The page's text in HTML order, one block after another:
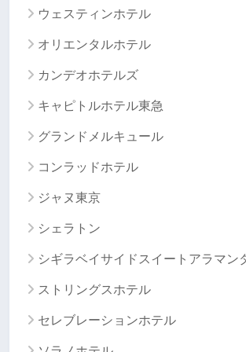
ウェスティンホテル
オリエンタルホテル
カンデオホテルズ
キャピトルホテル東急
グランドメルキュール
コンラッドホテル
ジャヌ東京
シェラトン
シギラベイサイドスイートアラマン
ストリングスホテル
セレブレーションホテル